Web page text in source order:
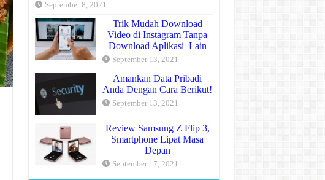
September 8, 2021
Trik Mudah Download
Video di Instagram Tanpa
Download Aplikasi Lain
September 13, 2021
Amankan Data Pribadi
Anda Dengan Cara Berikut!
September 13, 2021
Review Samsung Z Flip 3,
Smartphone Lipat Masa
Depan
September 17, 2021